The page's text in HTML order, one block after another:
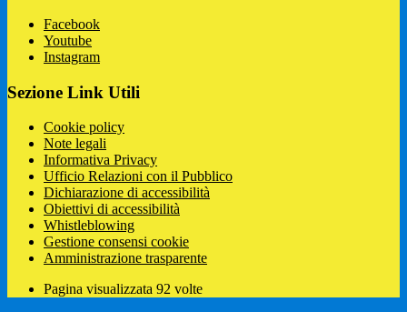
Facebook
Youtube
Instagram
Sezione Link Utili
Cookie policy
Note legali
Informativa Privacy
Ufficio Relazioni con il Pubblico
Dichiarazione di accessibilità
Obiettivi di accessibilità
Whistleblowing
Gestione consensi cookie
Amministrazione trasparente
Pagina visualizzata 92 volte